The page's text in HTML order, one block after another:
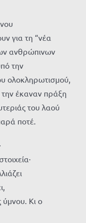
για τη “νέα
ανθρώπινων
την
ολοκληρωτισμού,
έκαναν πράξη
του λαού
ποτέ.
ύμνου. Κι ο